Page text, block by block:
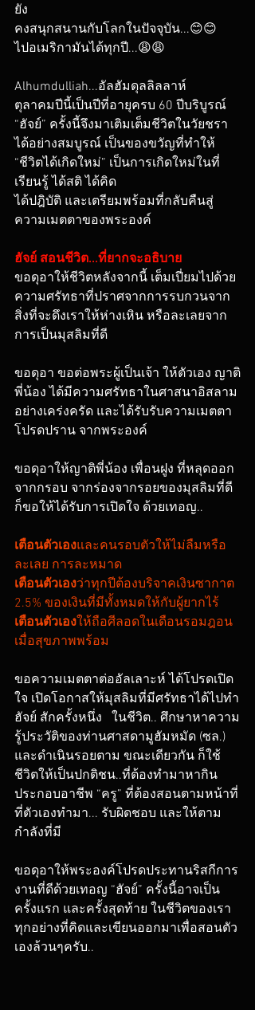
ยัง
คงสนุกสนานกับโลกในปัจจุบัน...😊😊
ไปอเมริกามันได้ทุกปี...😩😩
Alhumdulliah...อัลฮัมดุลลิลลาห์
ตุลาคมปีนี้เป็นปีที่อายุครบ 60 ปีบริบูรณ์
“ฮัจย์” ครั้งนี้จึงมาเติมเต็มชีวิตในวัยชรา
ได้อย่างสมบูรณ์ เป็นของขวัญที่ทำให้
“ชีวิตได้เกิดใหม่” เป็นการเกิดใหม่ในที่
เรียนรู้ ได้สติ ได้คิด
ได้ปฎิบัติ และเตรียมพร้อมที่กลับคืนสู่
ความเมตตาของพระองค์
ฮัจย์ สอนชีวิต...ที่ยากจะอธิบาย
ขอดุอาให้ชีวิตหลังจากนี้ เต็มเปี่ยมไปด้วย
ความศรัทธาที่ปราศจากการรบกวนจาก
สิ่งที่จะดึงเราให้ห่างเหิน หรือละเลยจาก
การเป็นมุสลิมที่ดี
ขอดุอา ขอต่อพระผู้เป็นเจ้า ให้ตัวเอง ญาติ
พี่น้อง ได้มีความศรัทธาในศาสนาอิสลาม
อย่างเคร่งครัด และได้รับรับความเมตตา
โปรดปราน จากพระองค์
ขอดุอาให้ญาติพี่น้อง เพื่อนฝูง ที่หลุดออก
จากกรอบ จากร่องจากรอยของมุสลิมที่ดี
ก็ขอให้ได้รับการเปิดใจ ด้วยเทอญ..
เตือนตัวเองและคนรอบตัวให้ไม่ลืมหรือ
ละเลย การละหมาด
เตือนตัวเองว่าทุกปีต้องบริจาคเงินซากาต
2.5% ของเงินที่มีทั้งหมดให้กับผู้ยากไร้
เตือนตัวเองให้ถือศีลอดในเดือนรอมฎอน
เมื่อสุขภาพพร้อม
ขอความเมตตาต่ออัลเลาะห์ ได้โปรดเปิด
ใจ เปิดโอกาสให้มุสลิมที่มีศรัทธาได้ไปทำ
ฮัจย์ สักครั้งหนึ่ง   ในชีวิต.. ศึกษาหาความ
รู้ประวัติของท่านศาสดามูฮัมหมัด (ซล.)
และดำเนินรอยตาม ขณะเดียวกัน ก็ใช้
ชีวิตให้เป็นปกติชน..ที่ต้องทำมาหากิน
ประกอบอาชีพ “ครู” ที่ต้องสอนตามหน้าที่
ที่ตัวเองทำมา... รับผิดชอบ และให้ตาม
กำลังที่มี
ขอดุอาให้พระองค์โปรดประทานริสกีการ
งานที่ดีด้วยเทอญ “ฮัจย์” ครั้งนี้อาจเป็น
ครั้งแรก และครั้งสุดท้าย ในชีวิตของเรา
ทุกอย่างที่คิดและเขียนออกมาเพื่อสอนตัว
เองล้วนๆครับ..